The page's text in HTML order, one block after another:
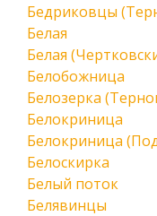
Бедриковцы
Белая
Белая
Белобожница
Белозерка
Белокриница
Белокриница
Белоскирка
Белый поток
Белявинцы